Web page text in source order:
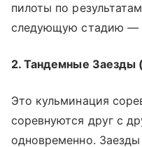
пилоты по
следующую стадию —
2. Тандемные Заезды
Это кульминация
соревнуются друг с
одновременно.